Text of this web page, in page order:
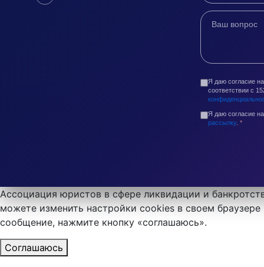
Я даю согласие
соответствии с
Я даю согласие
рассылку. *
Ассоциация юристов в сфере ликвидации и
можете изменить настройки cookies в своем
сообщение, нажмите кнопку «соглашаюсь».
Соглашаюсь